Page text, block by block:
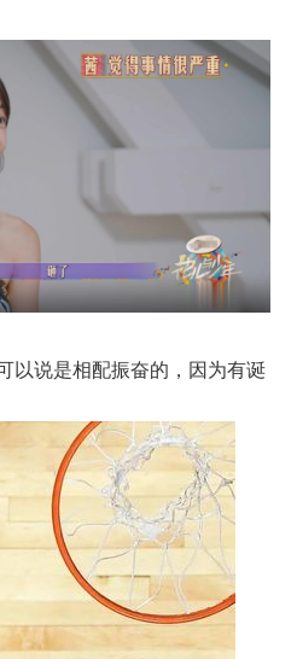
以说是相配振奋的，因为有诞